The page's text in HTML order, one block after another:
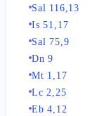
Sal 116,13
Is 51,17
Sal 75,9
Dn 9
Mt 1,17
Lc 2,25
Eb 4,12